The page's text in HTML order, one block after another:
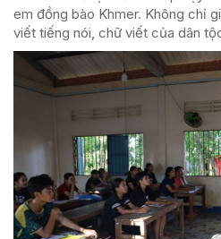
em đồng bào Khmer. Không chỉ
viết tiếng nói, chữ viết của dân